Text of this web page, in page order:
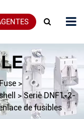
>
>Serie DNF1-2-
de fusibles